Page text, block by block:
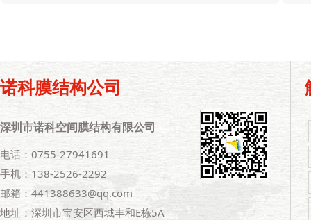
诺科膜结构公司
深圳市诺科空间膜结构有限公司
电话：0755-27941691
手机：138-2526-2292
邮箱：441388633@qq.com
地址：深圳市宝安区西城丰和E栋5A